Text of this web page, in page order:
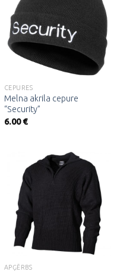
Pievienot
vēlmju
sarakstam
CEPURES
Melna akrila cepure
“Security”
6.00€
Pievienot
vēlmju
sarakstam
APĢĒRBS